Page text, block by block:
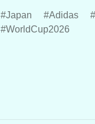
Japan Adidas
WorldCup2026